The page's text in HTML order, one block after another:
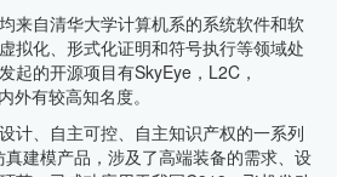
来自清华大学计算机系的系统软件和软
拟化、形式化证明和符号执行等领域处
起的开源项目有SkyEye，L2C，
外有较高知名度。
计、自主可控、自主知识产权的一系列
建模产品，涉及了高端装备的需求、设